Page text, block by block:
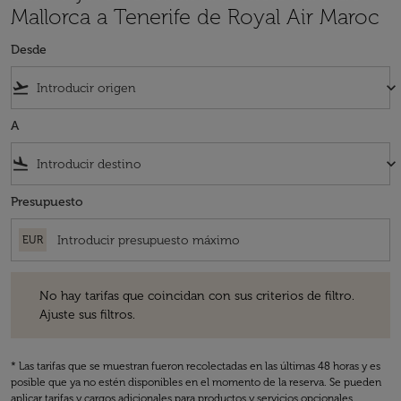
Mallorca a Tenerife de Royal Air Maroc
Desde
flight_takeoff keyboard_arrow_down
A
flight_land keyboard_arrow_down
Presupuesto
EUR
No hay tarifas que coincidan con sus criterios de filtro.
Ajuste sus filtros.
* Las tarifas que se muestran fueron recolectadas en las últimas 48 horas y es
posible que ya no estén disponibles en el momento de la reserva. Se pueden
aplicar tarifas y cargos adicionales para productos y servicios opcionales.